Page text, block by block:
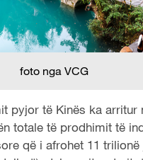
foto nga VCG
pyjor të Kinës ka arritur
totale të prodhimit të
që i afrohet 11 trilionë